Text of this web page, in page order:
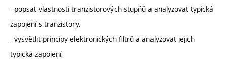
- popsat vlastnosti tranzistorových stupňů a analyzovat typická
zapojení s tranzistory,
- vysvětlit principy elektronických filtrů a analyzovat jejich
typická zapojení,